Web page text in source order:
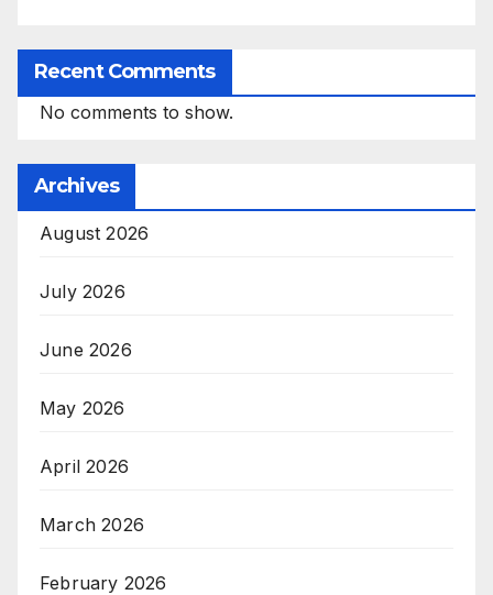
Recent Comments
No comments to show.
Archives
August 2026
July 2026
June 2026
May 2026
April 2026
March 2026
February 2026